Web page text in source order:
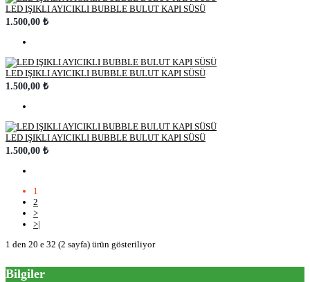
LED IŞIKLI AYICIKLI BUBBLE BULUT KAPI SÜSÜ
1.500,00 ₺
LED IŞIKLI AYICIKLI BUBBLE BULUT KAPI SÜSÜ
1.500,00 ₺
LED IŞIKLI AYICIKLI BUBBLE BULUT KAPI SÜSÜ
1.500,00 ₺
1
2
>
>|
1 den 20 e 32 (2 sayfa) ürün gösteriliyor
Bilgiler